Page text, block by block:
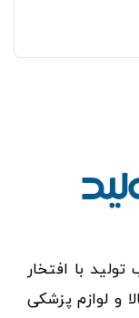
با افتخار
کالا و لوازم پزشکی